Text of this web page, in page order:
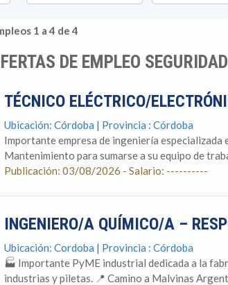
1 a 4 de 4
DE EMPLEO
TÉCNICO ELÉCTRICO/
Ubicación: Córdoba | Provincia : Córdoba
Importante empresa de ingeniería
Mantenimiento para sumarse a su equipo de
Publicación: 03/08/2026 - Salario: ----------
INGENIERO/A QUÍMICO/A –
Ubicación: Cordoba | Provincia : Córdoba
🏭 Importante PyME industrial dedicada a la
industrias y piletas. 📍 Camino a Malvinas